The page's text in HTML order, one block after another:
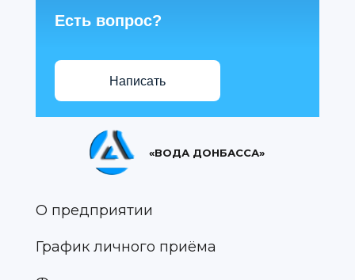
Есть вопрос?
Написать
«ВОДА ДОНБАССА»
О предприятии
График личного приёма